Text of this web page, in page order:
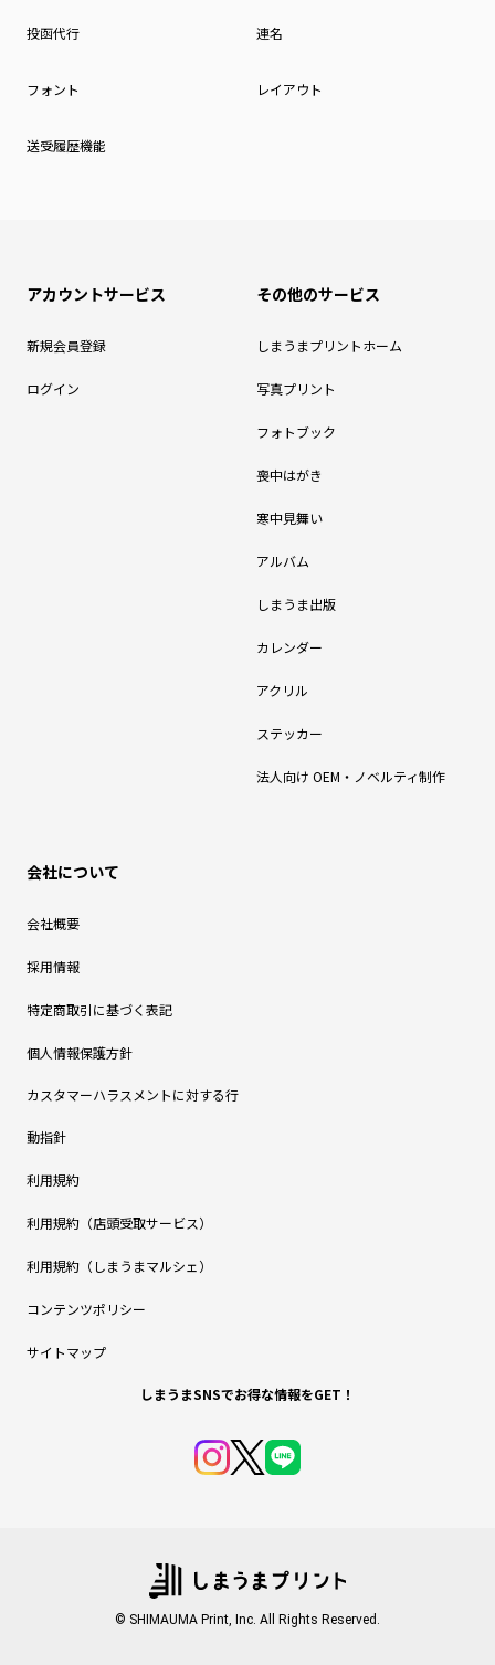
投函代行 連名
フォント レイアウト
送受履歴機能
アカウントサービス
新規会員登録
ログイン
その他のサービス
しまうまプリントホーム
写真プリント
フォトブック
喪中はがき
寒中見舞い
アルバム
しまうま出版
カレンダー
アクリル
ステッカー
法人向け OEM・ノベルティ制作
会社について
会社概要
採用情報
特定商取引に基づく表記
個人情報保護方針
カスタマーハラスメントに対する行
動指針
利用規約
利用規約（店頭受取サービス）
利用規約（しまうまマルシェ）
コンテンツポリシー
サイトマップ
しまうまSNSでお得な情報をGET！
© SHIMAUMA Print, Inc. All Rights Reserved.